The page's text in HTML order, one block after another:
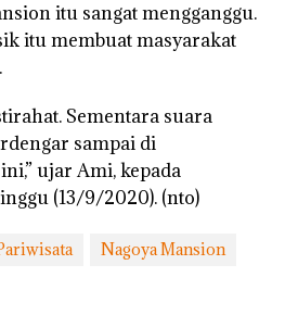
itu sangat mengganggu.
itu membuat masyarakat
Sementara suara
sampai di
ujar Ami, kepada
(13/9/2020). (nto)
Nagoya Mansion